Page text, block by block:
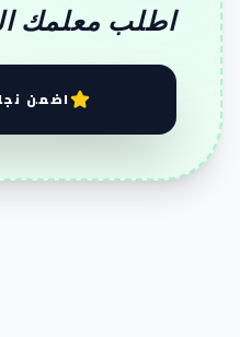
اطلب معلمك
اضمن